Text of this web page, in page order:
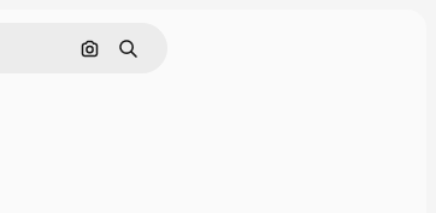
Поиск по изображению
Поиск